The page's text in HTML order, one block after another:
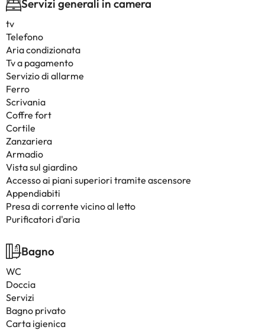
Servizi generali in camera
tv
Telefono
Aria condizionata
Tv a pagamento
Servizio di allarme
Ferro
Scrivania
Coffre fort
Cortile
Zanzariera
Armadio
Vista sul giardino
Accesso ai piani superiori tramite ascensore
Appendiabiti
Presa di corrente vicino al letto
Purificatori d'aria
Bagno
WC
Doccia
Servizi
Bagno privato
Carta igienica